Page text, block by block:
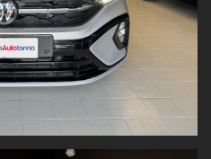
prezzo è al netto
conpromozione Panoramauto
nostro sito:
→ sezione “Acquistiamo il tuo